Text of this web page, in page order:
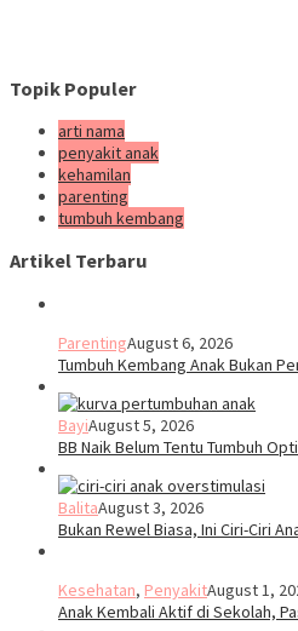
Topik Populer
arti nama
penyakit anak
kehamilan
parenting
tumbuh kembang
Artikel Terbaru
ParentingAugust 6, 2026
Tumbuh Kembang Anak Bukan
BayiAugust 5, 2026
BB Naik Belum Tentu Tumbuh
BalitaAugust 3, 2026
Bukan Rewel Biasa, Ini Ciri-Ciri
Kesehatan, PenyakitAugust 1,
Anak Kembali Aktif di Sekolah,